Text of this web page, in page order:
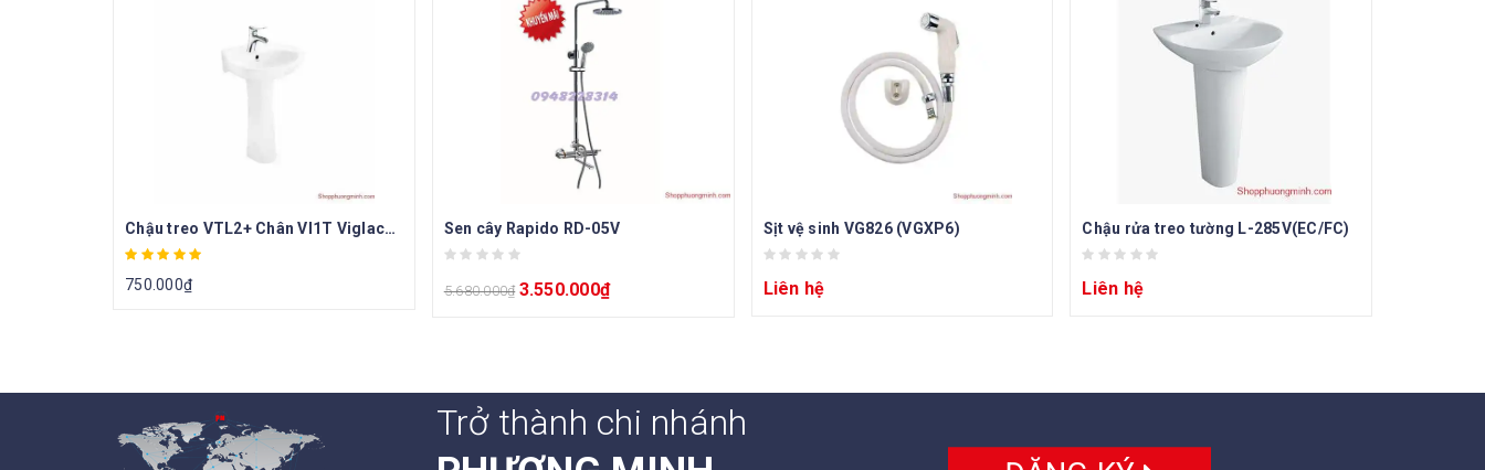
Chậu treo VTL2+ Chân VI1T Viglacera
750.000₫
Sen cây Rapido RD-05V
5.680.000₫ 3.550.000₫
Sịt vệ sinh VG826 (VGXP6)
Liên hệ
Chậu rửa treo tường L-285V(EC/FC)
Liên hệ
Trở thành chi nhánh